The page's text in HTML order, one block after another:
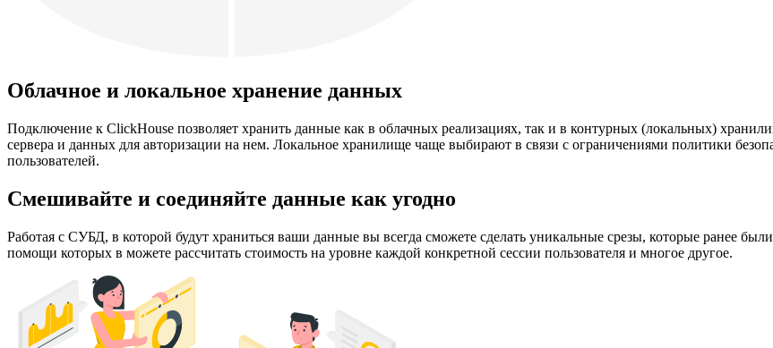
Облачное и локальное хранение данных
Подключение к ClickHouse позволяет хранить данные как в облачных реализациях, так и в контурных (локальных)
сервера и данных для авторизации на нем. Локальное хранилище чаще выбирают в связи с ограничениями политики
пользователей.
Смешивайте и соединяйте данные как угодно
Работая с СУБД, в которой будут храниться ваши данные вы всегда сможете сделать уникальные срезы, которые ранее
помощи которых в можете рассчитать стоимость на уровне каждой конкретной сессии пользователя и многое другое.